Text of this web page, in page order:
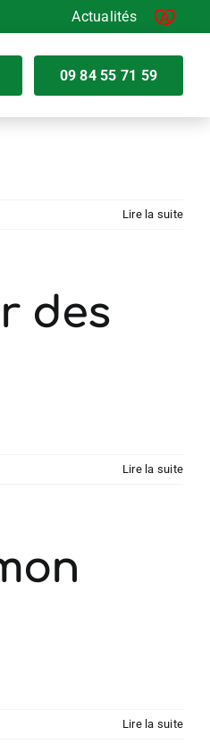
Actualités
09 84 55 71 59
Lire la suite
des
Lire la suite
Lire la suite